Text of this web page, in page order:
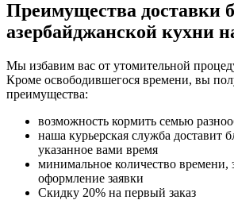
Преимущества доставки
азербайджанской кухни
Мы избавим вас от утомительной
Кроме освободившегося времени, вы
преимущества:
возможность кормить семью
наша курьерская служба доставит
указанное вами время
минимальное количество времени,
оформление заявки
Скидку 20% на первый заказ